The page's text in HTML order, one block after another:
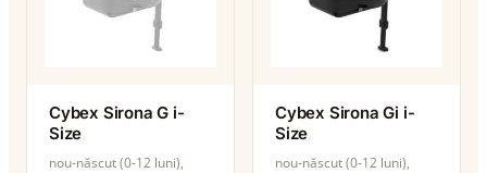
Cybex Sirona G i-
Size
nou-născut (0-12 luni),
Cybex Sirona Gi i-
Size
nou-născut (0-12 luni),